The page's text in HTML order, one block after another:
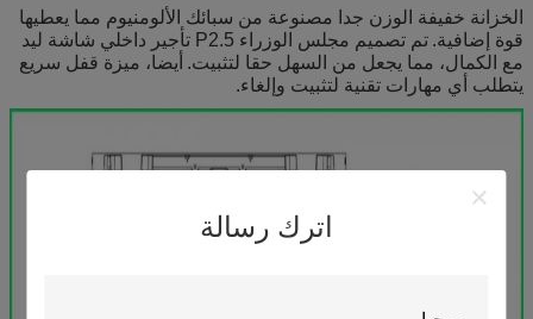
اترك رسالة
الخزانة خفيفة الوزن جدا مصنوعة من سبائك الألومنيوم مما يعطيها
قوة إضافية.
تم تصميم مجلس الوزراء P2.5 تأجير داخلي شاشة ليد
مع الكمال، مما يجعل من السهل حقا لتثبيت. أيضا، ميزة قفل سريع
يتطلب أي مهارات تقنية لتثبيت وإلغاء.